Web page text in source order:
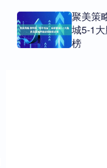
聚美策
城5-1
榜